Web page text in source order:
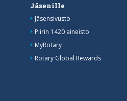
Jäsenille
Jäsensivusto
Piirin 1420 aineisto
MyRotary
Rotary Global Rewards